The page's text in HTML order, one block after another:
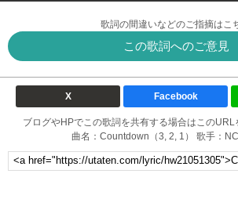
歌詞の間違いなどのご指摘はこ
この歌詞へのご意見
X Facebook
ブログやHPでこの歌詞を共有する場合はこの
曲名：Countdown（3, 2, 1） 歌手：